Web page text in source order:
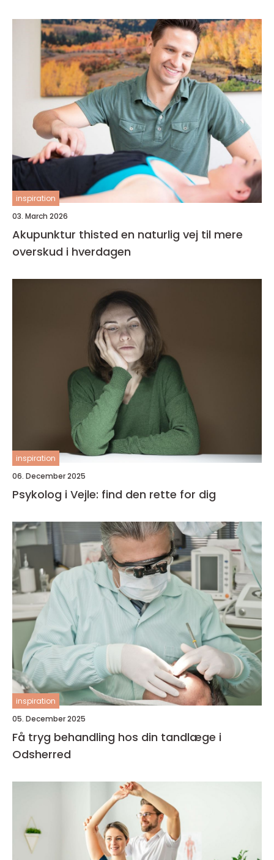
inspiration
03. March 2026
Akupunktur thisted en naturlig vej til mere
overskud i hverdagen
inspiration
06. December 2025
Psykolog i Vejle: find den rette for dig
inspiration
05. December 2025
Få tryg behandling hos din tandlæge i
Odsherred